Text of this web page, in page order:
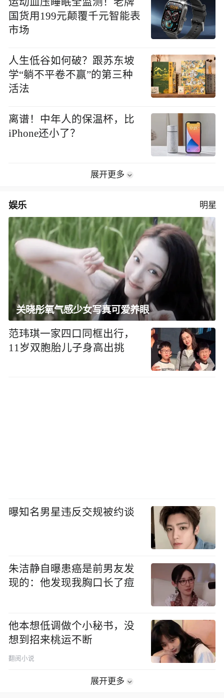
国货用199元颠覆千元智能表
市场
人生低谷如何破？跟苏东坡
学“躺不平卷不赢”的第三种
活法
离谱！中年人的保温杯，比
iPhone还小了？
展开更多
娱乐 明星
关晓彤氧气感少女写真可爱养眼
范玮琪一家四口同框出行，
11岁双胞胎儿子身高出挑
曝知名男星违反交规被约谈
朱洁静自曝患癌是前男友发
现的：他发现我胸口长了痘
他本想低调做个小秘书，没
想到招来桃运不断
翻阅小说
展开更多